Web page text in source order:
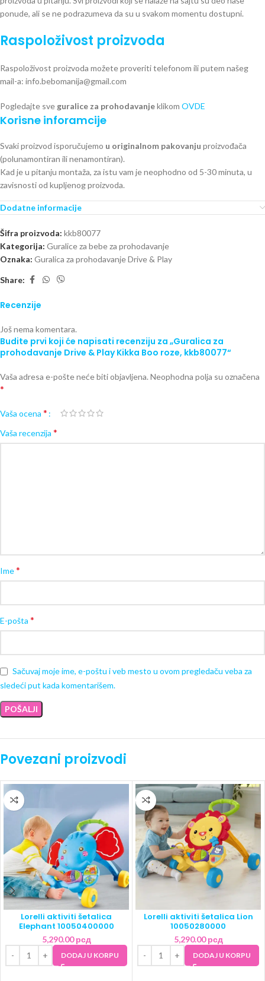
ponude, ali se ne podrazumeva da su u svakom momentu dostupni.
Raspoloživost proizvoda
Raspoloživost proizvoda možete proveriti telefonom ili putem našeg
mail-a: info.bebomanija@gmail.com
Pogledajte sve guralice za prohodavanjeklikom OVDE
Korisne inforamcije
Svaki proizvod isporučujemo u originalnom pakovanju proizvođača
(polunamontiran ili nenamontiran).
Kad je u pitanju montaža, za istu vam je neophodno od 5-30 minuta, u
zavisnosti od kupljenog proizvoda.
Dodatne informacije
Šifra proizvoda: kkb80077
Kategorija: Guralice za bebe za prohodavanje
Oznaka: Guralica za prohodavanje Drive & Play
Share:
Recenzije
Još nema komentara.
Budite prvi koji će napisati recenziju za „Guralica za
prohodavanje Drive & Play Kikka Boo roze, kkb80077“
Vaša adresa e-pošte neće biti objavljena. Neophodna polja su označena
*
Vaša ocena *
Vaša recenzija *
Ime*
E-pošta *
Sačuvaj moje ime, e-poštu i veb mesto u ovom pregledaču veba za
sledeći put kada komentarišem.
Povezani proizvodi
Lorelli aktiviti šetalica
Elephant 10050400000
5,290.00рсд
DODAJ U KORPU
Lorelli aktiviti šetalica Lion
10050280000
5,290.00рсд
DODAJ U KORPU